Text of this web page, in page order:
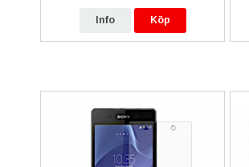
Info Köp